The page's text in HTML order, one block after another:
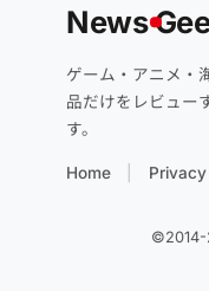
NewsG
ゲーム・アニメ・
品だけをレビュー
す。
Home
©2014-